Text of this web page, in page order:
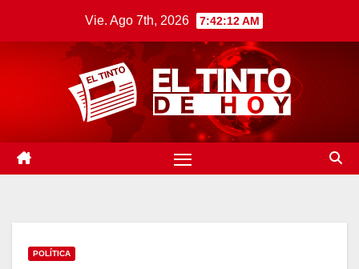
Vie. Ago 7th, 2026 7:42:13 AM
POLÍTICA